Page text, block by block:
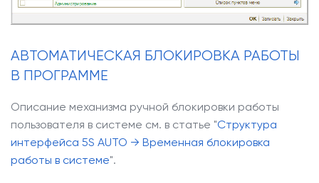
АВТОМАТИЧЕСКАЯ БЛОКИРОВКА РАБОТЫ
В ПРОГРАММЕ
Описание механизма ручной блокировки работы
пользователя в системе см. в статье "Структура
интерфейса 5S AUTO → Временная блокировка
работы в системе".